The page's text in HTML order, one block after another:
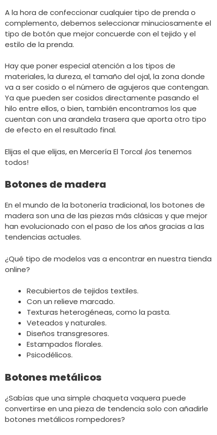
A la hora de confeccionar cualquier tipo de prenda o
complemento, debemos seleccionar minuciosamente el
tipo de botón que mejor concuerde con el tejido y el
estilo de la prenda.
Hay que poner especial atención a los tipos de
materiales, la dureza, el tamaño del ojal, la zona donde
va a ser cosido o el número de agujeros que contengan.
Ya que pueden ser cosidos directamente pasando el
hilo entre ellos, o bien, también encontramos los que
cuentan con una arandela trasera que aporta otro tipo
de efecto en el resultado final.
Elijas el que elijas, en Mercería El Torcal ¡los tenemos
todos!
Botones de madera
En el mundo de la botonería tradicional, los botones de
madera son una de las piezas más clásicas y que mejor
han evolucionado con el paso de los años gracias a las
tendencias actuales.
¿Qué tipo de modelos vas a encontrar en nuestra tienda
online?
Recubiertos de tejidos textiles.
Con un relieve marcado.
Texturas heterogéneas, como la pasta.
Veteados y naturales.
Diseños transgresores.
Estampados florales.
Psicodélicos.
Botones metálicos
¿Sabías que una simple chaqueta vaquera puede
convertirse en una pieza de tendencia solo con añadirle
botones metálicos rompedores?